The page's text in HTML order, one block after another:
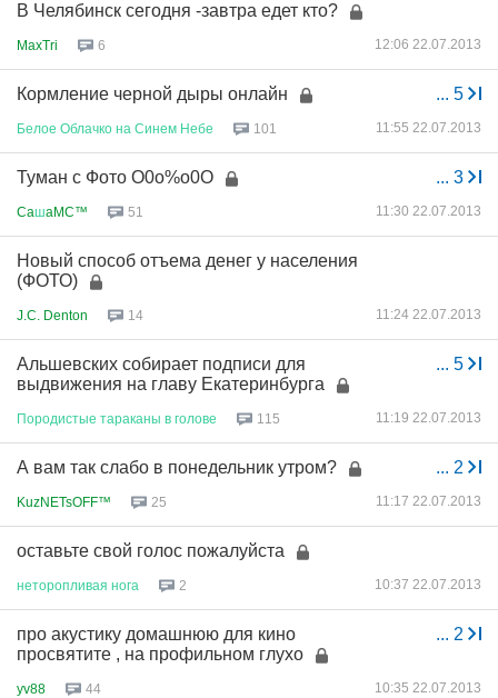
В Челябинск сегодня -завтра едет кто?
MaxTri 6 12:06 22.07.2013
... 5
Кормление черной дыры онлайн
Белое Облачко на Синем Небе 101 11:55 22.07.2013
... 3
Туман с Фото О0о%о0О
CaшaMC™ 51 11:30 22.07.2013
Новый способ отъема денег у населения
(ФОТО)
J.C. Denton 14 11:24 22.07.2013
... 5
Альшевских собирает подписи для
выдвижения на главу Екатеринбурга
Породистые тараканы в голове 115 11:19 22.07.2013
... 2
А вам так слабо в понедельник утром?
KuzNETsOFF™ 25 11:17 22.07.2013
оставьте свой голос пожалуйста
неторопливая нога 2 10:37 22.07.2013
... 2
про акустику домашнюю для кино
просвятите , на профильном глухо
yv88 44 10:35 22.07.2013